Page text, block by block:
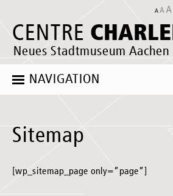
CENTRE
Neues Stadtmuseum Aachen
NAVIGATION
Sitemap
[wp_sitemap_page only=”page”]